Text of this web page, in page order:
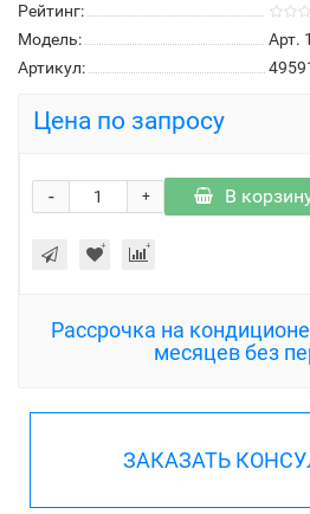
Рейтинг:
Модель:
Арт.
Артикул:
Цена по запросу
+
- В
Рассрочка на
месяцев без
ЗАКАЗАТЬ